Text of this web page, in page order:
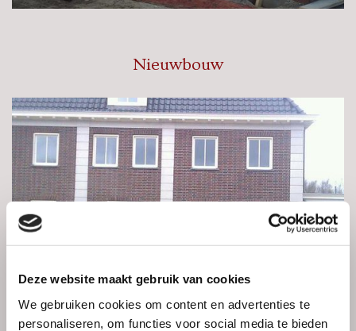
Deze website maakt gebruik van cookies
We gebruiken cookies om content en advertenties te
personaliseren, om functies voor social media te bieden
Nieuwbouw